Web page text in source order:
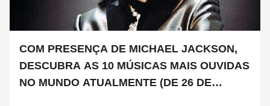
COM PRESENÇA DE MICHAEL JACKSON,
DESCUBRA AS 10 MÚSICAS MAIS OUVIDAS
NO MUNDO ATUALMENTE (DE 26 DE